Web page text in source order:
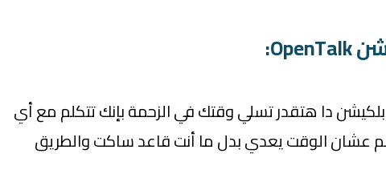
دا هتقدر تسلي وقتك في الزحمة بإنك تتكلم مع أي
عشان الوقت يعدي بدل ما أنت قاعد ساكت والطريق